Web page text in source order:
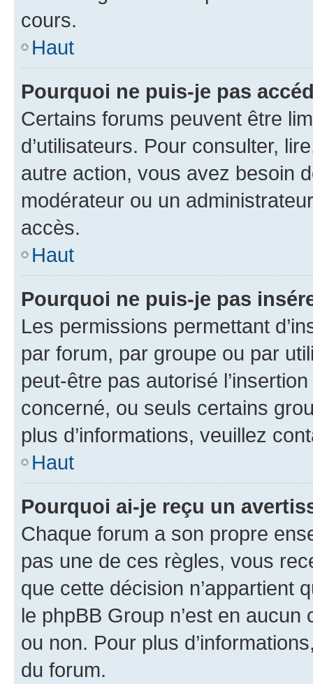
cours.
Haut
Pourquoi ne puis-je pas
Certains forums peuvent être
d’utilisateurs. Pour consulter,
autre action, vous avez besoin
modérateur ou un
accès.
Haut
Pourquoi ne puis-je pas
Les permissions permettant
par forum, par groupe ou par
peut-être pas autorisé
concerné, ou seuls certains
plus d’informations, veuillez
Haut
Pourquoi ai-je reçu un
Chaque forum a son propre
pas une de ces règles, vous
que cette décision n’appartient
le phpBB Group n’est en
ou non. Pour plus
du forum.